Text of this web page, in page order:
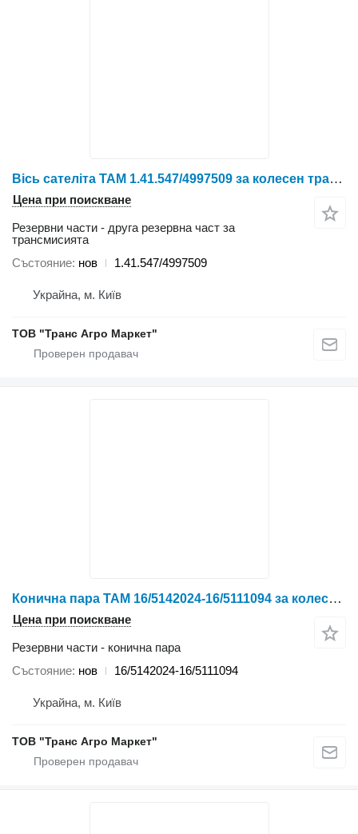
Вісь сателіта TAM 1.41.547/4997509 за колесен трактор YTO X804/X904/LX954/NLX1024/NLX1054/X1204/NLX1304/NLX1404
Цена при поискване
Резервни части - друга резервна част за
трансмисията
Състояние нов 1.41.547/4997509
Украйна, м. Київ
ТОВ "Транс Агро Маркет"
Конична пара TAM 16/5142024-16/5111094 за колесен трактор YTO NLX1024/NLX1054
Цена при поискване
Резервни части - конична пара
Състояние нов 16/5142024-16/5111094
Украйна, м. Київ
ТОВ "Транс Агро Маркет"